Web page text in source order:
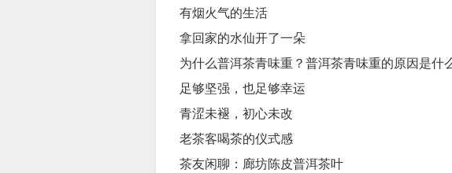
有烟火气的生活
拿回家的水仙开了一朵
为什么普洱茶青味重？普洱茶青味重的原因是什
足够坚强，也足够幸运
青涩未褪，初心未改
老茶客喝茶的仪式感
茶友闲聊：廊坊陈皮普洱茶叶